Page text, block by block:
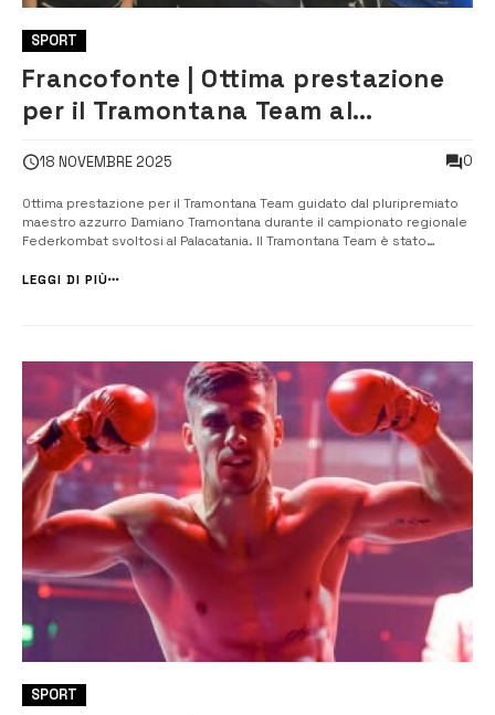
SPORT
Francofonte | Ottima prestazione
per il Tramontana Team al
Federkombat
18 NOVEMBRE 2025 0
Ottima prestazione per il Tramontana Team guidato dal pluripremiato
maestro azzurro Damiano Tramontana durante il campionato regionale
Federkombat svoltosi al Palacatania. Il Tramontana Team è stato
Puglisi e Vincenzo Paternò. Il team si è aggiudicato un oro con
LEGGI DI PIÙ
SPORT